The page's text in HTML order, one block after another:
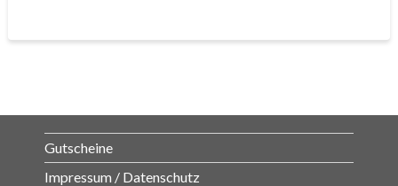
Gutscheine
Impressum / Datenschutz